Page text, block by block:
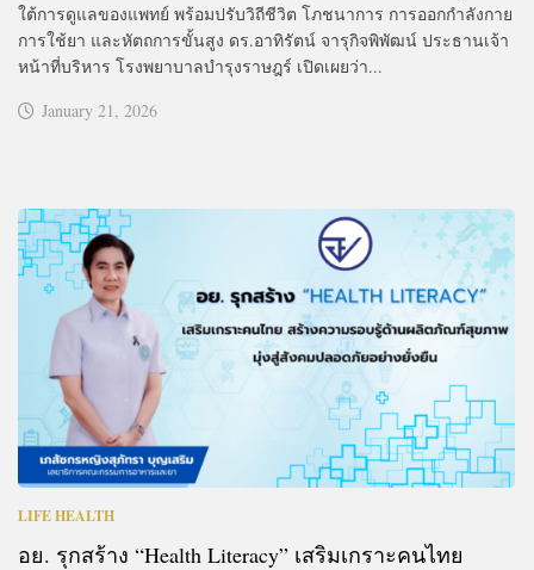
ใต้การดูแลของแพทย์ พร้อมปรับวิถีชีวิต โภชนาการ การออกกำลังกาย
การใช้ยา และหัตถการขั้นสูง ดร.อาทิรัตน์ จารุกิจพิพัฒน์ ประธานเจ้า
หน้าที่บริหาร โรงพยาบาลบำรุงราษฎร์ เปิดเผยว่า...
January 21, 2026
LIFE HEALTH
อย. รุกสร้าง “Health Literacy” เสริมเกราะคนไทย